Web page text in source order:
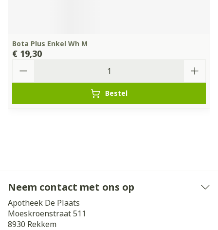
Bota Plus Enkel Wh M
€ 19,30
Bestel
Neem contact met ons op
Apotheek De Plaats
Moeskroenstraat 511
8930 Rekkem